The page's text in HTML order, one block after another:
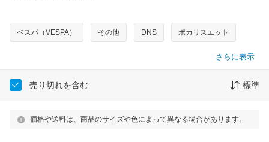
ベスパ（VESPA） その他 DNS ポカリスエット
さらに表示
売り切れを含む 標準
価格や送料は、商品のサイズや色によって異なる場合があります。